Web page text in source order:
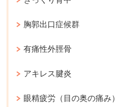
胸郭出口症候群
有痛性外脛骨
アキレス腱炎
眼精疲労（目の奥の痛み）